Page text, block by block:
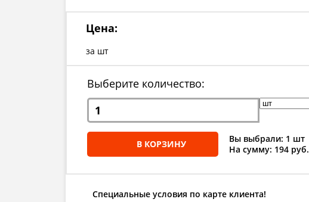
Цена:
за шт
Выберите количество:
В КОРЗИНУ
Вы выбрали: 1 шт
На сумму: 194 руб.
Специальные условия по карте клиента!